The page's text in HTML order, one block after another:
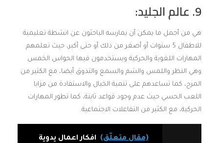
9. عالم الجليد:
هي من أجمل ما يمكن أن يمارسه الباحثون عن انشطة تعليمية
للاطفال 5 سنوات أو أصغر من ذلك أو حتى أكبر، حيث تعلمهم
المهارات اللغوية والحركية ويستخدمون فيها الحواس الخمس
وهي النظر واللمس والشم والسمع والتذوق أيضا، مع الكثير من
المرح، كما تساعدهم على تنمية الخيال والاستفادة من مزايا
اللعب الحسي حيث عدم وجود قواعد ثابتة، كما تطور المهارات
الحركية، مع الكثير من التفاعلات الاجتماعية.
(مقال متعلّق)
افكار اعمال يدوية